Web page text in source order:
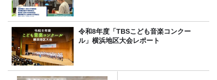
令和8年度「TBSこども音楽コンクー
ル」横浜地区大会レポート